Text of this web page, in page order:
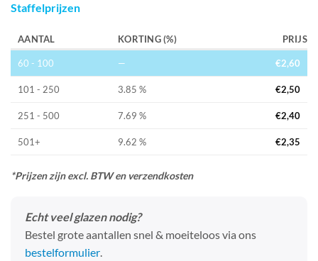
Staffelprijzen
AANTAL KORTING (%) PRIJS
60 - 100 — €2,60
101 - 250 3.85 % €2,50
251 - 500 7.69 % €2,40
501+ 9.62 % €2,35
*Prijzen zijn excl. BTW en verzendkosten
Echt veel glazen nodig?
Bestel grote aantallen snel & moeiteloos via ons
bestelformulier.